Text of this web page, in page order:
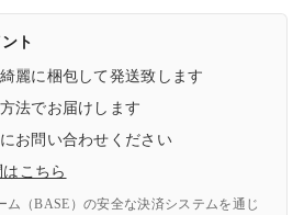
ト
麗に梱包して発送致します
法でお届けします
お問い合わせください
こちら
（BASE）の安全な決済システムを通じ